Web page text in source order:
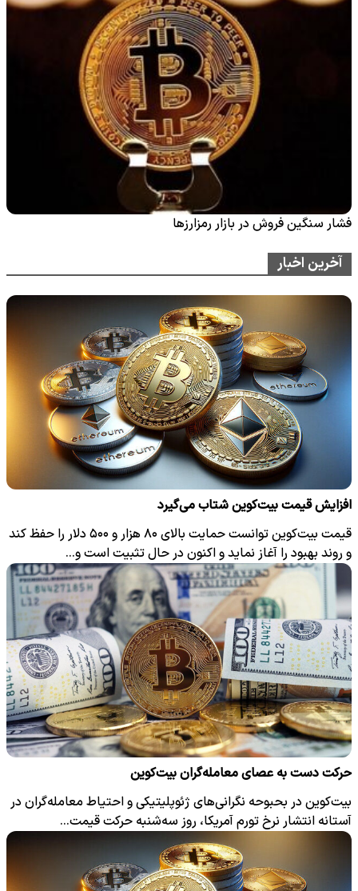
فشار سنگین فروش در بازار رمزارزها
آخرین اخبار
افزایش قیمت بیت‌کوین شتاب می‌گیرد
قیمت بیت‌کوین توانست حمایت بالای ۸۰ هزار و ۵۰۰ دلار را حفظ کند
و روند بهبود را آغاز نماید و اکنون در حال تثبیت است و…
حرکت دست به عصای معامله‌گران بیت‌کوین
بیت‌کوین در بحبوحه نگرانی‌های ژئوپلیتیکی و احتیاط معامله‌گران در
آستانه انتشار نرخ تورم آمریکا، روز سه‌شنبه حرکت قیمت…